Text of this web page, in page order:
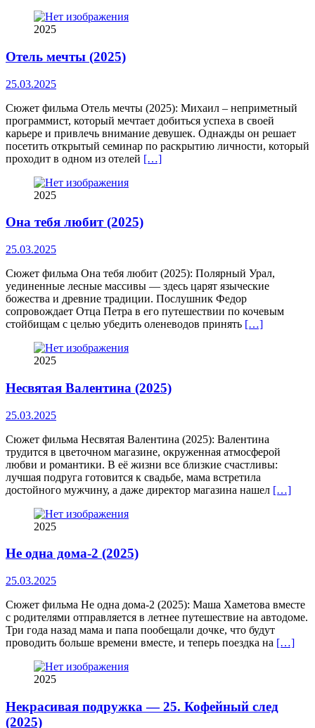
2025
Отель мечты (2025)
25.03.2025
Сюжет фильма Отель мечты (2025): Михаил – неприметный
программист, который мечтает добиться успеха в своей
карьере и привлечь внимание девушек. Однажды он решает
посетить открытый семинар по раскрытию личности, который
проходит в одном из отелей […]
2025
Она тебя любит (2025)
25.03.2025
Сюжет фильма Она тебя любит (2025): Полярный Урал,
уединенные лесные массивы — здесь царят языческие
божества и древние традиции. Послушник Федор
сопровождает Отца Петра в его путешествии по кочевым
стойбищам с целью убедить оленеводов принять […]
2025
Несвятая Валентина (2025)
25.03.2025
Сюжет фильма Несвятая Валентина (2025): Валентина
трудится в цветочном магазине, окруженная атмосферой
любви и романтики. В её жизни все близкие счастливы:
лучшая подруга готовится к свадьбе, мама встретила
достойного мужчину, а даже директор магазина нашел […]
2025
Не одна дома-2 (2025)
25.03.2025
Сюжет фильма Не одна дома-2 (2025): Маша Хаметова вместе
с родителями отправляется в летнее путешествие на автодоме.
Три года назад мама и папа пообещали дочке, что будут
проводить больше времени вместе, и теперь поездка на […]
2025
Некрасивая подружка — 25. Кофейный след
(2025)